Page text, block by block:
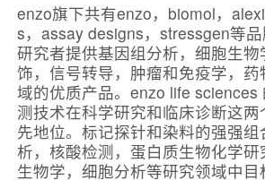
enzo旗下共有enzo，biomol，
s，assay designs，stressgen等
研究者提供基因组分析，细胞生物
饰，信号转导，肿瘤和免疫学，
域的优质产品。enzo life sciences
测技术在科学研究和临床诊断这
先地位。标记探针和染料的强强
析，核酸检测，蛋白质生物化学
生物学，细胞分析等研究领域中